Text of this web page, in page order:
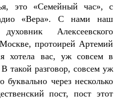
это «Семейный час», с
«Вера». С нами наш
Алексеевского
протоирей Артемий
хотела вас, уж совсем в
такой разговор, совсем уж
через несколько
пост, пост этот